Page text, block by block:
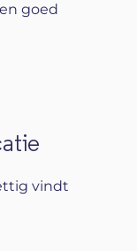
goed
vindt